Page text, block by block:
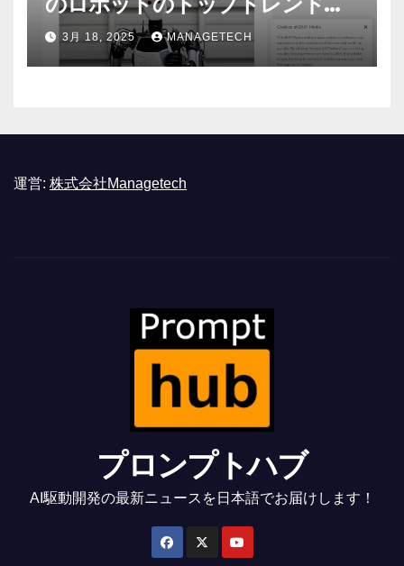
ASSEMBLY
3月 18, 2025 MANAGETECH
運営: 株式会社Managetech
プロンプトハブ
AI駆動開発の最新ニュースを日本語でお届けします！